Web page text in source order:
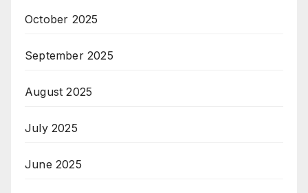
October 2025
September 2025
August 2025
July 2025
June 2025